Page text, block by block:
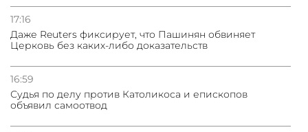
17:16
Даже Reuters фиксирует, что Пашинян обвиняет
Церковь без каких-либо доказательств
16:59
Судья по делу против Католикоса и епископов
объявил самоотвод
Сотрудничество и очереди – детали визита главы
погрануправления СНБ Армении в Тбилиси